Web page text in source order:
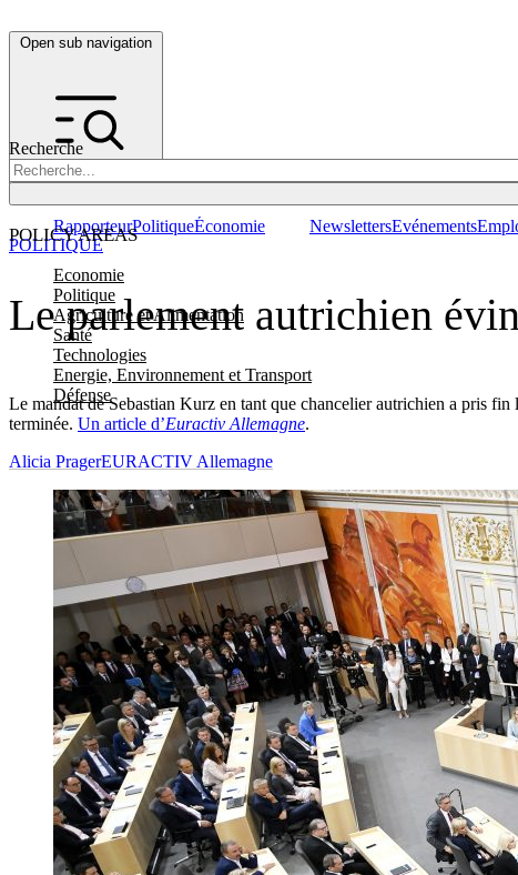
Open sub navigation
Recherche
POLICY AREAS
Economie
Politique
Agriculture et Alimentation
Santé
Technologies
Energie, Environnement et Transport
Défense
RapporteurPolitiqueÉconomie NewslettersEvénements
Le parlement autrichien
Le mandat de Sebastian Kurz en tant que chancelier autrichien a pris
terminée. Un article d’Euractiv Allemagne.
POLITIQUE
Alicia PragerEURACTIV Allemagne